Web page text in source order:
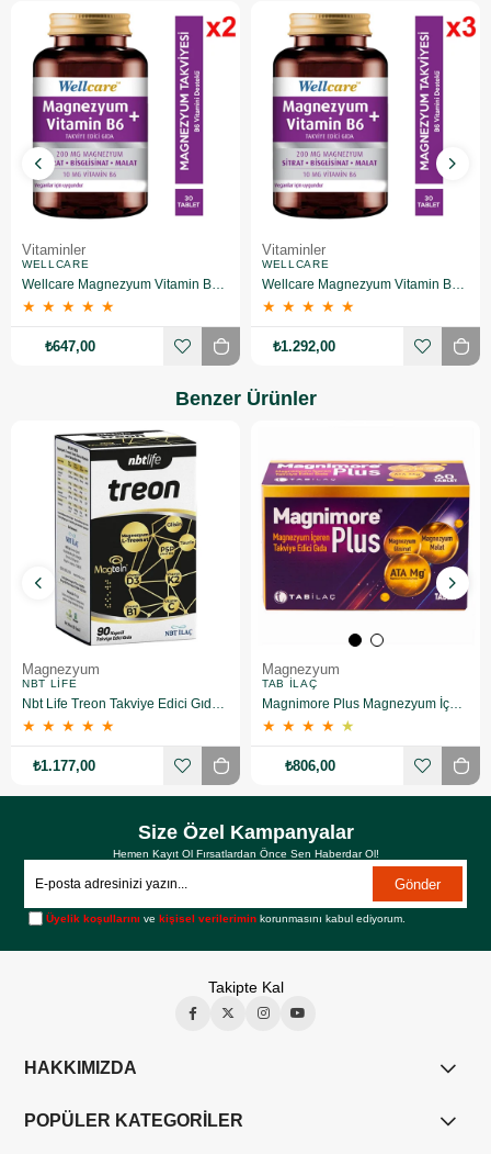
Vitaminler
WELLCARE
Wellcare Magnezyum Vitamin B6 30 Tablet 2 Adet
★ ★ ★ ★ ★
₺647,00
Vitaminler
WELLCARE
Wellcare Magnezyum Vitamin B6 30 Tablet 3 Adet
★ ★ ★ ★ ★
₺1.292,00
Benzer Ürünler
Magnezyum
NBT LIFE
Nbt Life Treon Takviye Edici Gıda 90 Kapsül
★ ★ ★ ★ ★
₺1.177,00
Magnezyum
TAB İLAÇ
Magnimore Plus Magnezyum İçeren Takviye Edici Gıda 60 Kapsül
★ ★ ★ ★ ★
₺806,00
Size Özel Kampanyalar
Hemen Kayıt Ol Fırsatlardan Önce Sen Haberdar Ol!
Gönder
Üyelik koşullarını vekişisel verilerimin korunmasını kabul ediyorum.
Takipte Kal
HAKKIMIZDA
POPÜLER KATEGORİLER